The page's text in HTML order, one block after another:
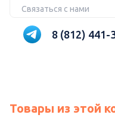
Связаться с нами
8 (812) 441-
Товары из этой